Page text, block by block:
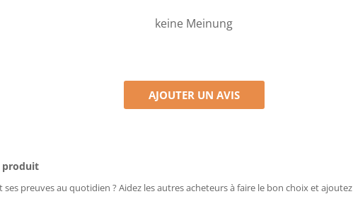
keine Meinung
AJOUTER UN AVIS
produit
preuves au quotidien ? Aidez les autres acheteurs à faire le bon choix et ajoutez